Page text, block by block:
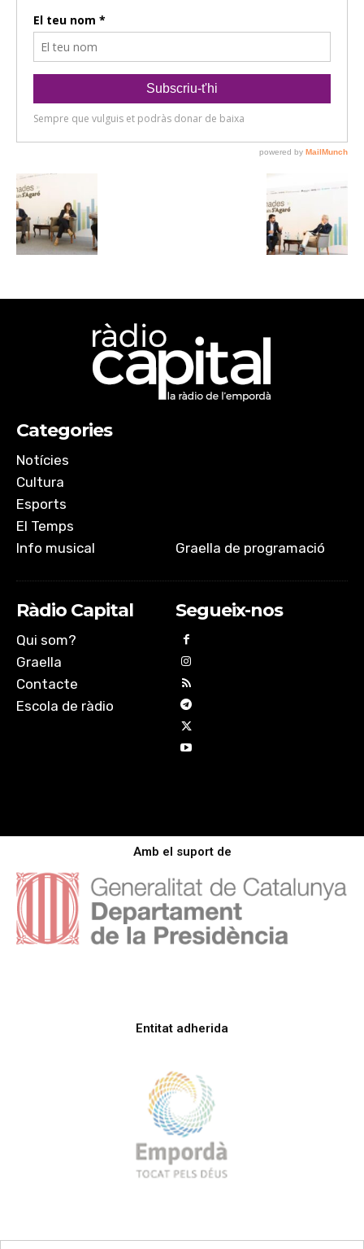
Categories
Notícies
Cultura
Esports
El Temps
Info musical
Graella de programació
Ràdio Capital
Qui som?
Graella
Contacte
Escola de ràdio
Segueix-nos
Amb el suport de
Entitat adherida